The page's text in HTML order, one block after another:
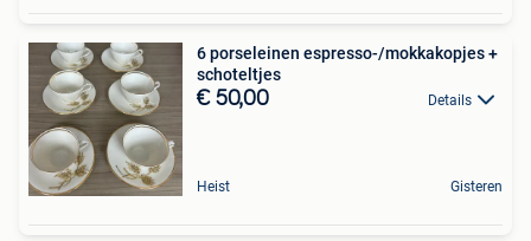
6 porseleinen espresso-/mokkakopjes +
schoteltjes
€ 50,00 Details
Heist Gisteren